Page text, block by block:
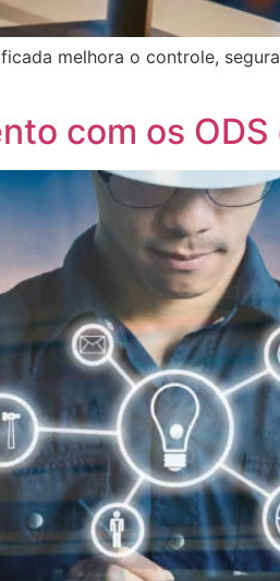
melhora o controle,
com os ODS